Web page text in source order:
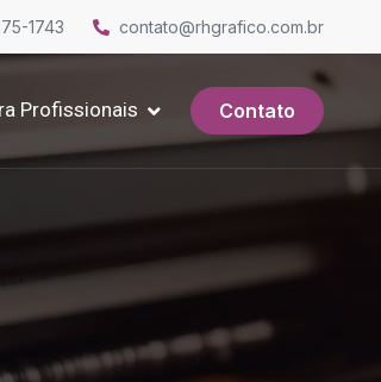
1743 contato@rhgrafico.com.br
Profissionais Contato